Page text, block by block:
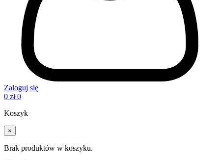
Zaloguj się
0 zł 0
Koszyk
×
Brak produktów w koszyku.